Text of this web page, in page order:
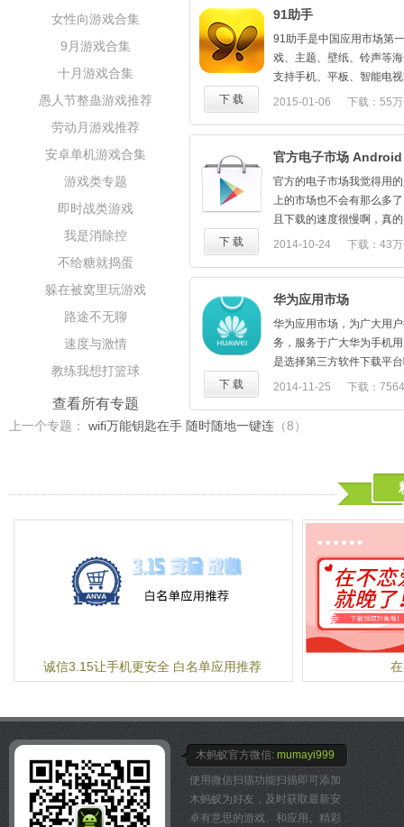
女性向游戏合集
9月游戏合集
十月游戏合集
愚人节整蛊游戏推荐
劳动月游戏推荐
安卓单机游戏合集
游戏类专题
即时战类游戏
我是消除控
不给糖就捣蛋
躲在被窝里玩游戏
路途不无聊
速度与激情
教练我想打篮球
查看所有专题
91助手
91助手是中国应用市场第
戏、主题、壁纸、铃声等
支持手机、平板、智能电
端设备，应用收录全面，
的移动生活入口。
2015-01-06 下载：55
下 载
官方电子市场
官方的电子市场我觉得用
上的市场也不会有那么多
且下载的速度很慢啊，真
2014-10-24
下载：43
下 载
华为应用市场
华为应用市场，为广大用
务，服务于广大华为手机
是选择第三方软件下载平
2014-11-25
下载：
下 载
上一个专题： wifi万能钥匙在手 随时随地一键连 （8）
诚信3.15让手机更安全 白名单应用推荐
木蚂蚁官方微信: mumayi999
使用微信扫描功能扫描即可添加
木蚂蚁为好友，及时获取最新安
卓有意思的游戏、和应用。精彩